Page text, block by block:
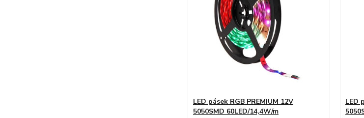
LED pásek RGB PREMIUM 12V
5050SMD 60LED/14,4W/m
LED